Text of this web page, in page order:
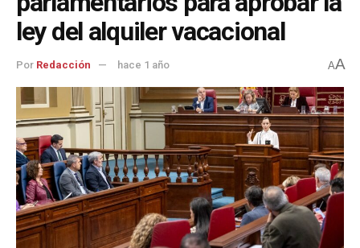
ley del alquiler vacacional
Por Redacción hace 1 año AA